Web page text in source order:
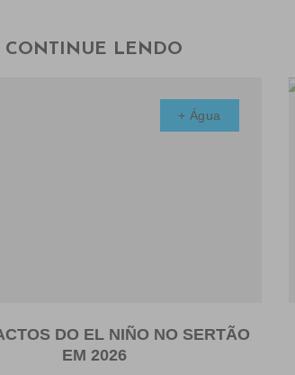
CONTINUE LENDO
+ Água
DO EL NIÑO NO SERTÃO
EM 2026